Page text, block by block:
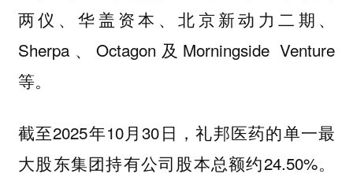
两仪、华盖资本、北京新动力二期、
Sherpa、Octagon及Morningside Venture
等。
截至2025年10月30日，礼邦医药的单一最
大股东集团持有公司股本总额约24.50%。